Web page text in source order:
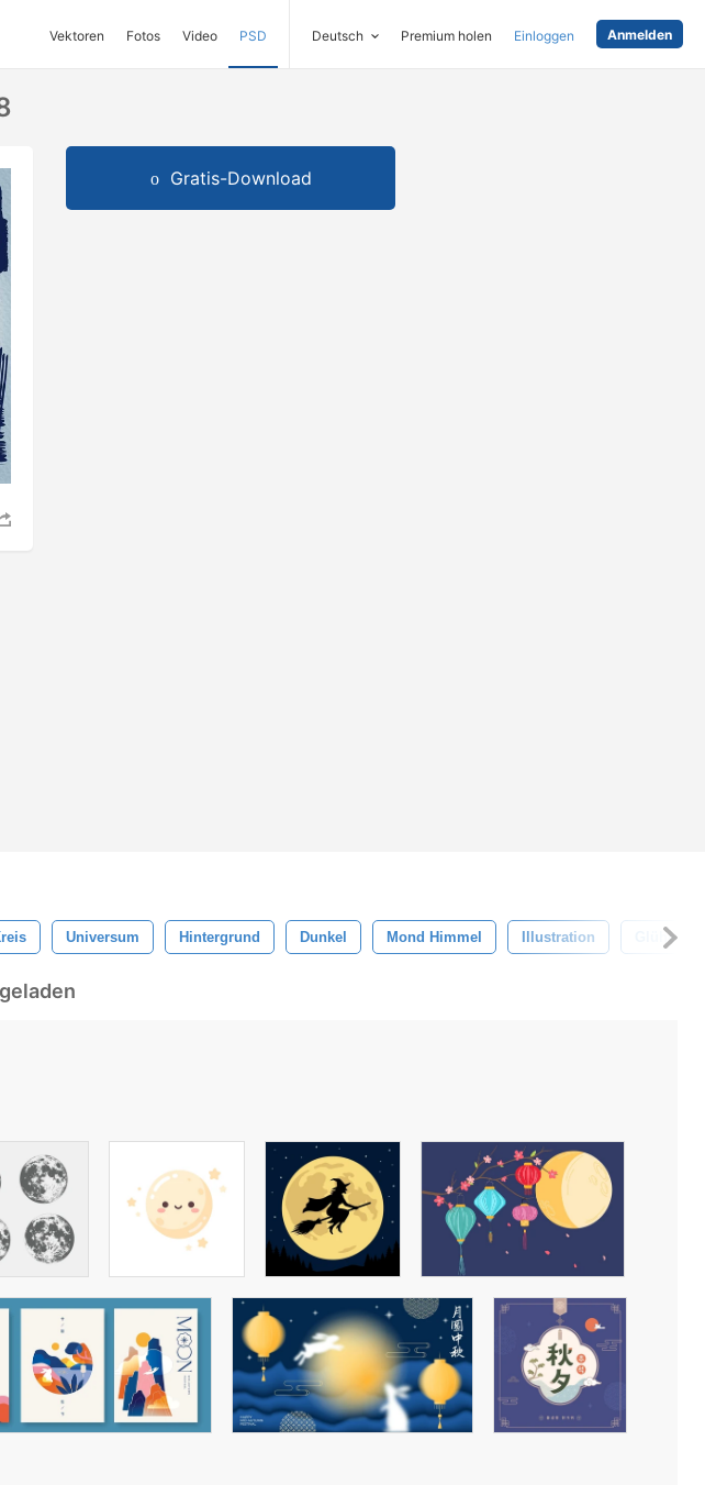
Vektoren Fotos Video PSD Deutsch Premium holen Einloggen Anmelden
Gratis-Download
Universum Hintergrund Dunkel Mond Himmel Illustration Glühend